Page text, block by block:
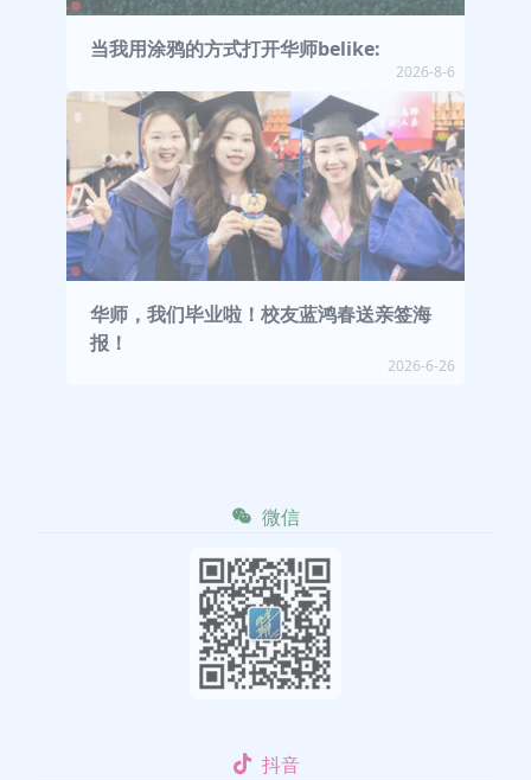
当我用涂鸦的方式打开华师belike:
2026-8-6
华师，我们毕业啦！校友蓝鸿春送亲签海
报！
2026-6-26
微信
抖音